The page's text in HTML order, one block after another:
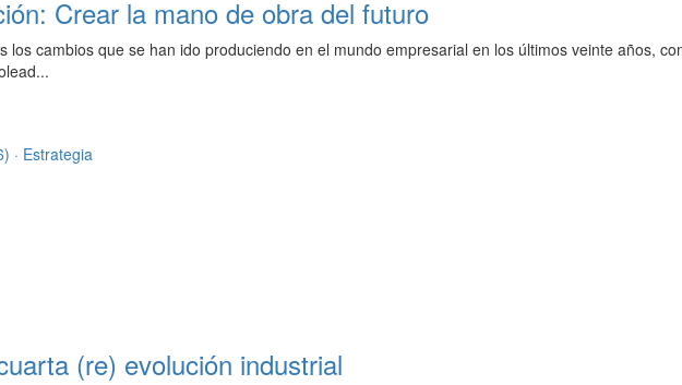
Crear la mano de obra del futuro
los cambios que se han ido produciendo en el mundo empresarial en los últimos veinte años,
· Estrategia
(re) evolución industrial